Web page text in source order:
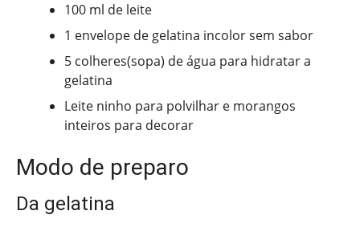
100 ml de leite
1 envelope de gelatina incolor sem sabor
5 colheres(sopa) de água para hidratar a
gelatina
Leite ninho para polvilhar e morangos
inteiros para decorar
Modo de preparo
Da gelatina